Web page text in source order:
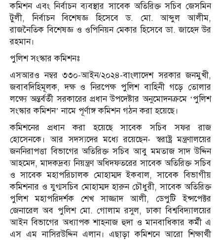
কমিশন এবং নির্বাচন ব্যবস্থার সাবেক অতিরিক্ত সচিব জেসমিন
টুলী, নির্বাচন বিশেষজ্ঞ হিসেবে ড. মো. আব্দুল আলীম,
রাজনৈতিক বিশেষজ্ঞ ও ওপিনিয়ন মেকার হিসেবে ডা. জাহেদ উর
রহমান।
পুলিশ সংস্কার কমিশনঃ
এসআরও নম্বর ৩৩০-আইন/২০২৪-বাংলাদেশ সরকার জনমুখী,
জবাবদিহিমূলক, দক্ষ ও নিরপেক্ষ পুলিশ বাহিনী গড়ে তোলার
লক্ষ্যে অন্তর্বর্তী সরকারের প্রধান উপদেষ্টার অনুমোদনক্রমে ‘পুলিশ
সংস্কার কমিশন’ নামে পূর্ণাঙ্গ কমিশন গঠন করা হয়েছে।
কমিশনের প্রধান করা হয়েছে সাবেক সচিব সফর রাজ
হোসেনকে। আর সদস্যদের মধ্যে রয়েছেন- স্বরাষ্ট্র মন্ত্রণালয়ের
জননিরাপত্তা বিভাগের অতিরিক্ত সচিব আবু মমতাজ সাদ উদ্দিন
আহমেদ, মাদকদ্রব্য নিয়ন্ত্রণ অধিদফতরের সাবেক অতিরিক্ত সচিব
ও সাবেক মহাপরিচালক মোহাম্মদ ইকবাল, সাবেক বিভাগীয়
কমিশনার ও যুগ্মসচিব মোহাম্মদ হারুন চৌধুরী, সাবেক অতিরিক্ত
পুলিশ মহাপরিদর্শক শেখ সাজ্জাদ আলী, ডেপুটি ইন্সপেক্টর
জেনারেল অব পুলিশ মো. গোলাম রসুল, ঢাকা বিশ্ববিদ্যালয়ের
আইন বিভাগের অধ্যাপক শাহনাজ হুদা ও মানবাধিকার কর্মী এ
এস এম নাসিরউদ্দিন এলান। এছাড়া কমিশনে আরো শিক্ষার্থী